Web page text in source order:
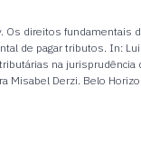
Os direitos fundamentais
de pagar tributos. In:
na jurisprudência
Misabel Derzi. Belo